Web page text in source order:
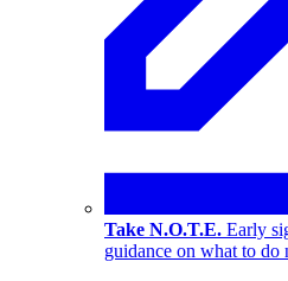
Take N.O.T.E. Early
guidance on what to do